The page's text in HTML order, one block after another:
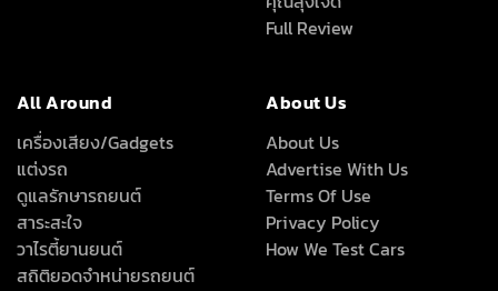
Full Review
All Around
เครื่องเสียง/Gadgets
แต่งรถ
ดูแลรักษารถยนต์
สาระสะใจ
วาไรตี้ยานยนต์
สถิติยอดจำหน่ายรถยนต์
About Us
About Us
Advertise With Us
Terms Of Use
Privacy Policy
How We Test Cars